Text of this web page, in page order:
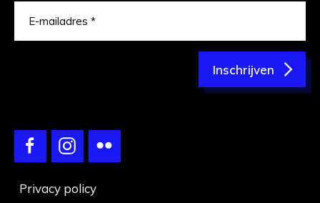
Inschrijven
Privacy policy